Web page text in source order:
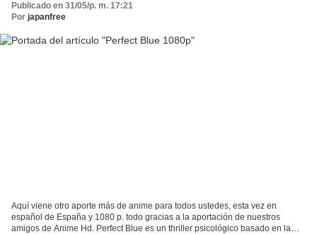
Publicado en 31/05/p. m. 17:21
Por japanfree
Aquí viene otro aporte más de anime para todos ustedes, esta vez en
español de España y 1080 p. todo gracias a la aportación de nuestros
amigos de Anime Hd. Perfect Blue es un thriller psicológico basado en la